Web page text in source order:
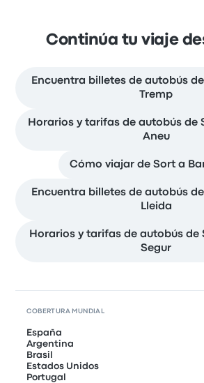
Continúa tu viaje
Encuentra billetes de autobús
Tremp
Horarios y tarifas de autobús de
Aneu
Cómo viajar de Sort a
Encuentra billetes de autobús
Lleida
Horarios y tarifas de autobús de
Segur
COBERTURA MUNDIAL
España
Argentina
Brasil
Estados Unidos
Portugal